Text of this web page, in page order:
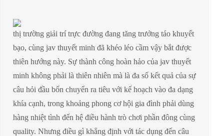
thị trường giải trí trực đường đang tăng trưởng táo khuyết
bạo, cùng jav thuyết minh đã khéo léo cầm vậy bắt được
thiên hướng này. Sự thành công hoàn hảo của jav thuyết
minh không phải là thiên nhiên mà là đa số kết quả của sự
câu hỏi đầu bốn chuyển ra tiêu với kế hoạch vào đa dạng
khía cạnh, trong khoảng phong cơ hội gia đình phải dùng
hàng nhiệt tình đến hệ điều hành trò chơi phần đông cùng
quality. Nhưng điều gì khẳng định với tác dụng đến câu